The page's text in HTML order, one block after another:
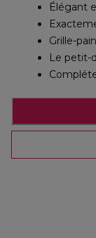
Élégant
Grille-
Le petit-